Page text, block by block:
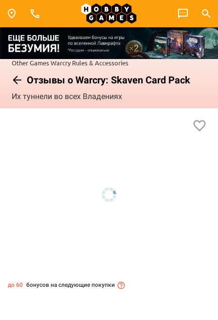
Other GamesWarcry Rules & Accessories
Отзывы о Warcry: Skaven Card Pack
Их туннели во всех Владениях
до 60 бонусов на следующие покупки